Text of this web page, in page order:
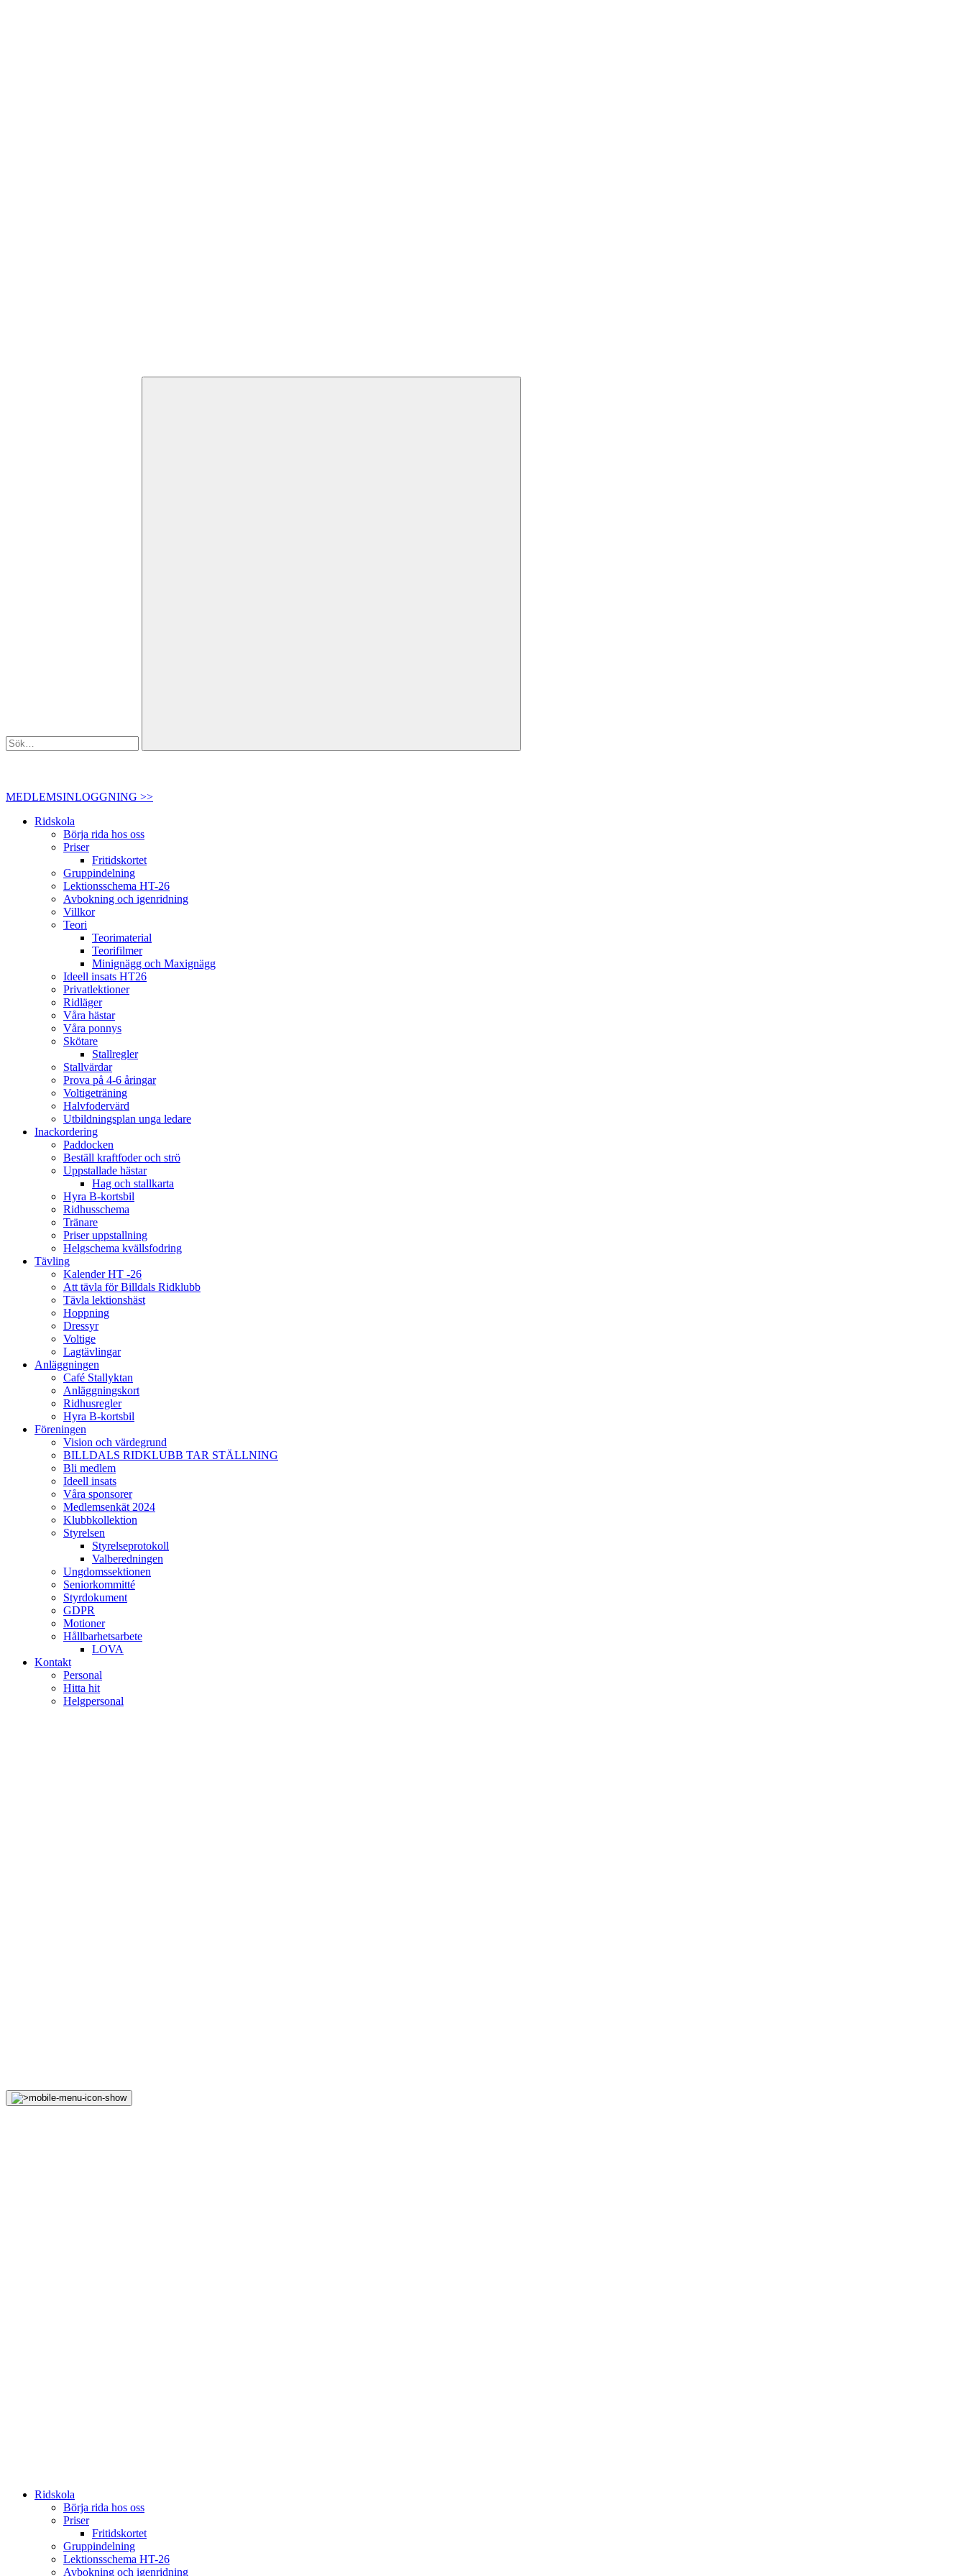
MEDLEMSINLOGGNING >>
Ridskola
Börja rida hos oss
Priser
Fritidskortet
Gruppindelning
Lektionsschema HT-26
Avbokning och igenridning
Villkor
Teori
Teorimaterial
Teorifilmer
Minignägg och Maxignägg
Ideell insats HT26
Privatlektioner
Ridläger
Våra hästar
Våra ponnys
Skötare
Stallregler
Stallvärdar
Prova på 4-6 åringar
Voltigeträning
Halvfodervärd
Utbildningsplan unga ledare
Inackordering
Paddocken
Beställ kraftfoder och strö
Uppstallade hästar
Hag och stallkarta
Hyra B-kortsbil
Ridhusschema
Tränare
Priser uppstallning
Helgschema kvällsfodring
Tävling
Kalender HT -26
Att tävla för Billdals Ridklubb
Tävla lektionshäst
Hoppning
Dressyr
Voltige
Lagtävlingar
Anläggningen
Café Stallyktan
Anläggningskort
Ridhusregler
Hyra B-kortsbil
Föreningen
Vision och värdegrund
BILLDALS RIDKLUBB TAR STÄLLNING
Bli medlem
Ideell insats
Våra sponsorer
Medlemsenkät 2024
Klubbkollektion
Styrelsen
Styrelseprotokoll
Valberedningen
Ungdomssektionen
Seniorkommitté
Styrdokument
GDPR
Motioner
Hållbarhetsarbete
LOVA
Kontakt
Personal
Hitta hit
Helgpersonal
Ridskola
Börja rida hos oss
Priser
Fritidskortet
Gruppindelning
Lektionsschema HT-26
Avbokning och igenridning